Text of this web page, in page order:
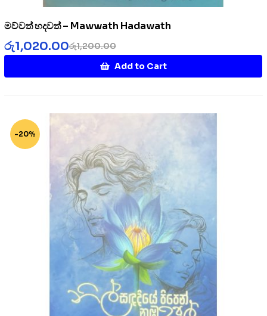
මව්වත් හදවත් – Mawwath Hadawath
රු1,200.00
රු1,020.00
Add to Cart
-20%